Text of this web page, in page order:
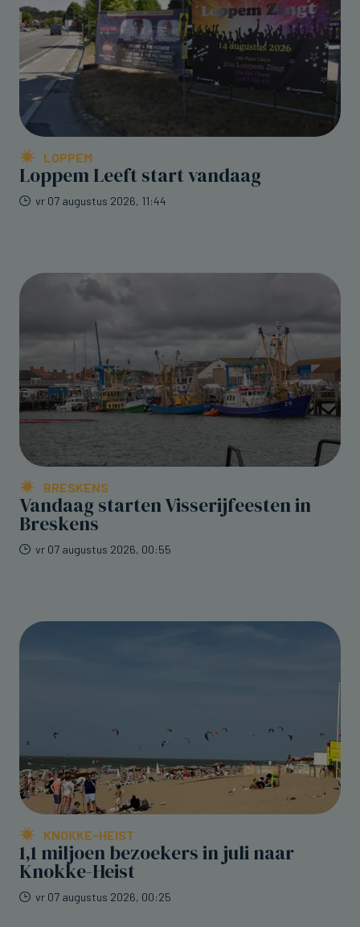
LOPPEM
Loppem Leeft start vandaag
vr 07 augustus 2026, 11:44
BRESKENS
Vandaag starten Visserijfeesten in
Breskens
vr 07 augustus 2026, 00:55
KNOKKE-HEIST
1,1 miljoen bezoekers in juli naar
Knokke-Heist
vr 07 augustus 2026, 00:25